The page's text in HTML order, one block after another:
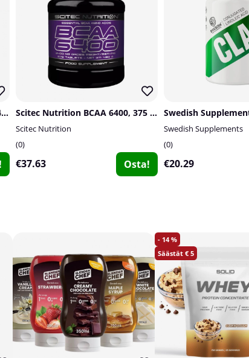
OLIMP Glutamine Mega Caps 1400, 120 caps Scitec Nutrition BCAA 6400, 375 tabs
Scitec Nutrition
0
€37.63 Osta!
Swedish Supplements
0
€20.29
14
5